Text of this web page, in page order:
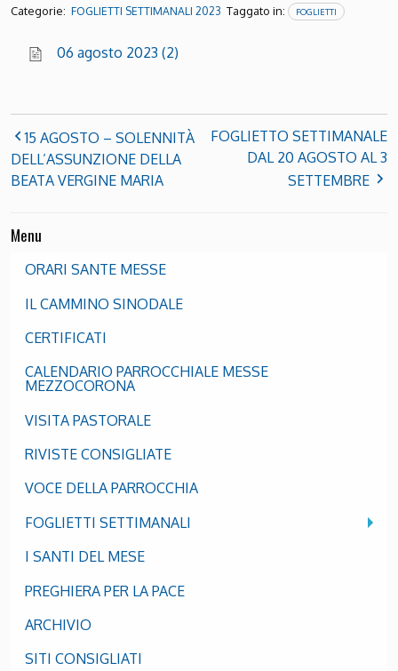
Categorie: FOGLIETTI SETTIMANALI 2023 Taggato in: FOGLIETTI
06 agosto 2023 (2)
15 AGOSTO – SOLENNITÀ
DELL’ASSUNZIONE DELLA
BEATA VERGINE MARIA
FOGLIETTO SETTIMANALE
DAL 20 AGOSTO AL 3
SETTEMBRE
Menu
ORARI SANTE MESSE
IL CAMMINO SINODALE
CERTIFICATI
CALENDARIO PARROCCHIALE MESSE
MEZZOCORONA
VISITA PASTORALE
RIVISTE CONSIGLIATE
VOCE DELLA PARROCCHIA
FOGLIETTI SETTIMANALI
I SANTI DEL MESE
PREGHIERA PER LA PACE
ARCHIVIO
SITI CONSIGLIATI